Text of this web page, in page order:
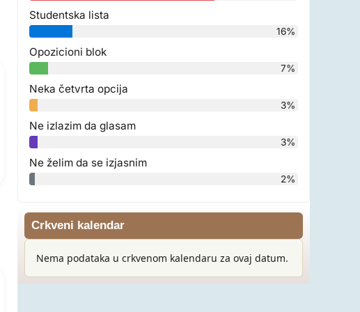
Studentska lista
16%
Opozicioni blok
7%
Neka četvrta opcija
3%
Ne izlazim da glasam
3%
Ne želim da se izjasnim
2%
Crkveni kalendar
Nema podataka u crkvenom kalendaru za ovaj datum.